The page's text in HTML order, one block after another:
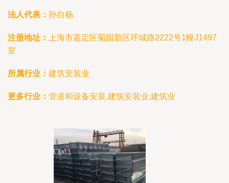
法人代表： 孙自杨
注册地址：
上海市嘉定区菊园新区环城路2222号1幢J1497
室
所属行业： 建筑安装业
更多行业： 管道和设备安装,建筑安装业,建筑业